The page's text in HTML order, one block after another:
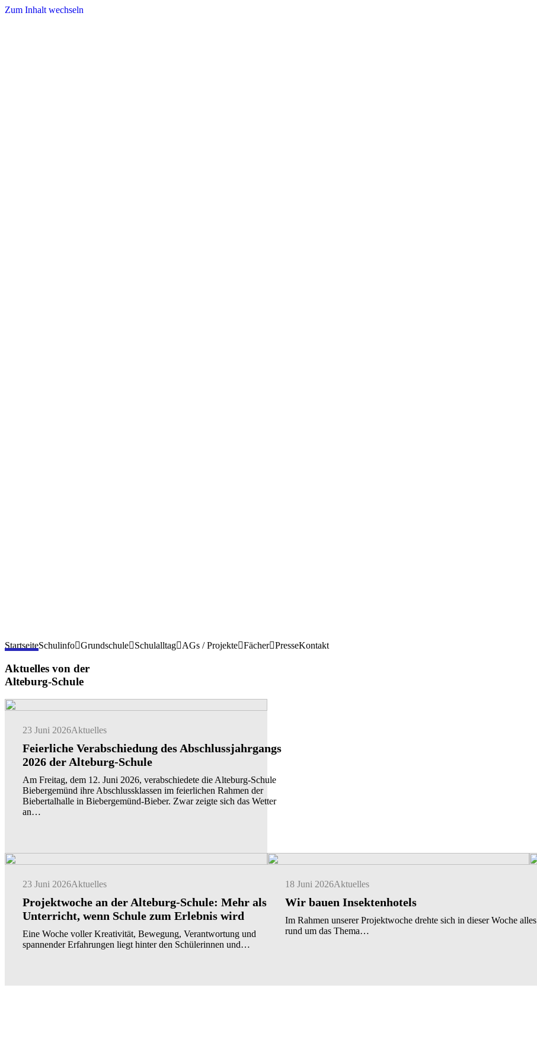
Zum Inhalt wechseln
StartseiteSchulinfo Grundschule Schulalltag AGs / Projekte Fächer PresseKontakt
Aktuelles von der
Alteburg-Schule
23 Juni 2026Aktuelles
Feierliche Verabschiedung des Abschlussjahrgangs
2026 der Alteburg-Schule
Am Freitag, dem 12. Juni 2026, verabschiedete die Alteburg-Schule
Biebergemünd ihre Abschlussklassen im feierlichen Rahmen der
Biebertalhalle in Biebergemünd-Bieber. Zwar zeigte sich das Wetter
an…
23 Juni 2026Aktuelles
Projektwoche an der Alteburg-Schule: Mehr als
Unterricht, wenn Schule zum Erlebnis wird
Eine Woche voller Kreativität, Bewegung, Verantwortung und
spannender Erfahrungen liegt hinter den Schülerinnen und…
18 Juni 2026Aktuelles
Wir bauen Insektenhotels
Im Rahmen unserer Projektwoche drehte sich in dieser Woche alles
rund um das Thema…